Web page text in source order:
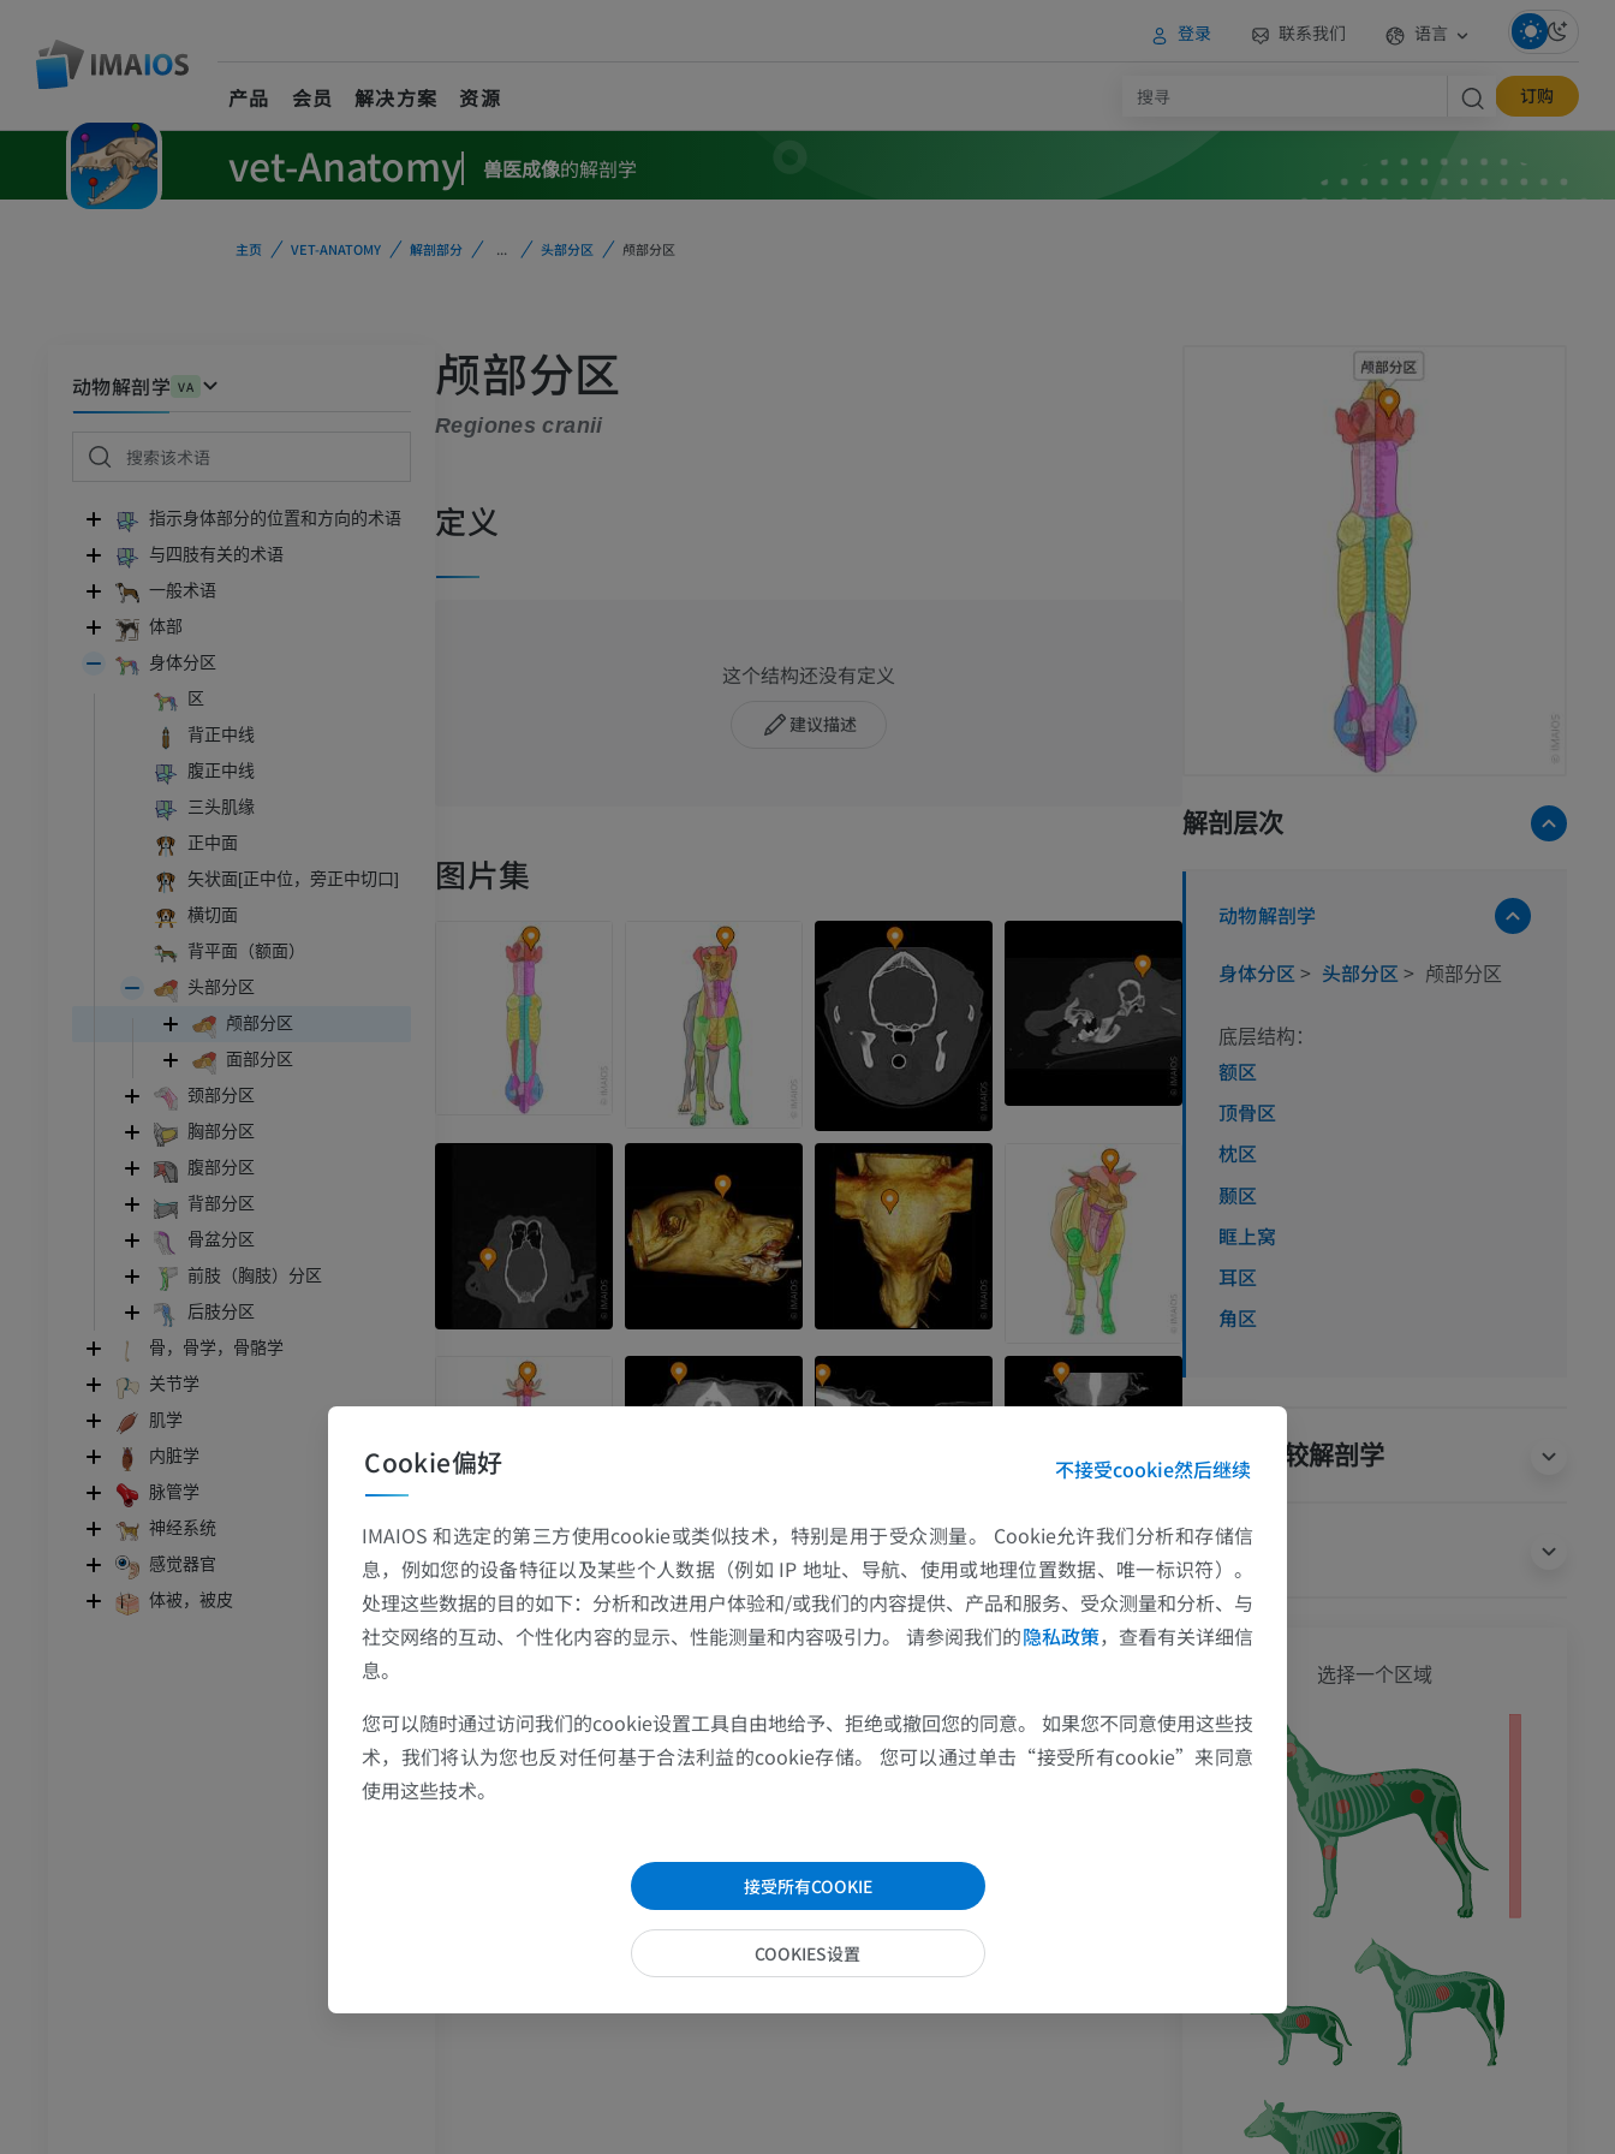
登录 联系我们 语言
产品 会员 解决方案 资源 订购
vet-Anatomy 兽医成像的解剖学
主页 VET-ANATOMY 解剖部分 ... 头部分区 颅部分区
动物解剖学 VA
指示身体部分的位置和方向的术语
与四肢有关的术语
一般术语
体部
身体分区
区
背正中线
腹正中线
三头肌缘
正中面
矢状面[正中位，旁正中切口]
横切面
背平面（额面）
头部分区
颅部分区
面部分区
颈部分区
胸部分区
腹部分区
背部分区
骨盆分区
前肢（胸肢）分区
后肢分区
骨，骨学，骨骼学
关节学
肌学
内脏学
脉管学
神经系统
感觉器官
体被，被皮
颅部分区
Regiones cranii
定义
这个结构还没有定义
建议描述
图片集
解剖层次
动物解剖学
身体分区 > 头部分区 > 颅部分区
底层结构：
额区
顶骨区
枕区
颞区
眶上窝
耳区
角区
人類的比较解剖学
翻译
牛：一般解剖学
马 - 骨学
插画
马-骨骼学
放射影像学
免費
老鼠-全身
计算机体层摄影
选择一个区域
Cookie偏好 不接受cookie然后继续
IMAIOS 和选定的第三方使用cookie或类似技术，特别是用于受众测量。 Cookie允许我们分析和存储信
息，例如您的设备特征以及某些个人数据（例如 IP 地址、导航、使用或地理位置数据、唯一标识符）。
处理这些数据的目的如下：分析和改进用户体验和/或我们的内容提供、产品和服务、受众测量和分析、与
社交网络的互动、个性化内容的显示、性能测量和内容吸引力。 请参阅我们的隐私政策，查看有关详细信
息。
您可以随时通过访问我们的cookie设置工具自由地给予、拒绝或撤回您的同意。 如果您不同意使用这些技
术，我们将认为您也反对任何基于合法利益的cookie存储。 您可以通过单击“接受所有cookie”来同意
使用这些技术。
接受所有COOKIE
COOKIES设置